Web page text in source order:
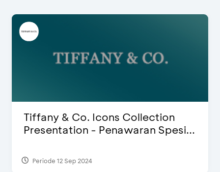
Blink Beauty Clinic - Diskon 25% &
Special Bonus
Periode 27 Mar 2025 - 31 Agt 2026